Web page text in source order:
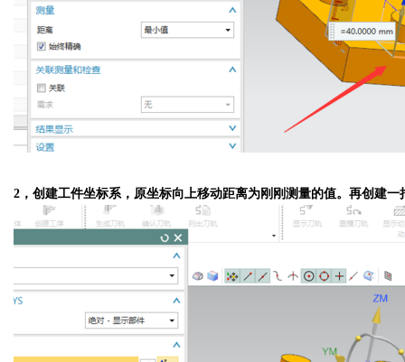
2，创建工件坐标系，原坐标向上移动距离为刚刚测量的值。再创建一